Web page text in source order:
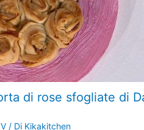
di rose sfogliate di
/ Di Kikakitchen